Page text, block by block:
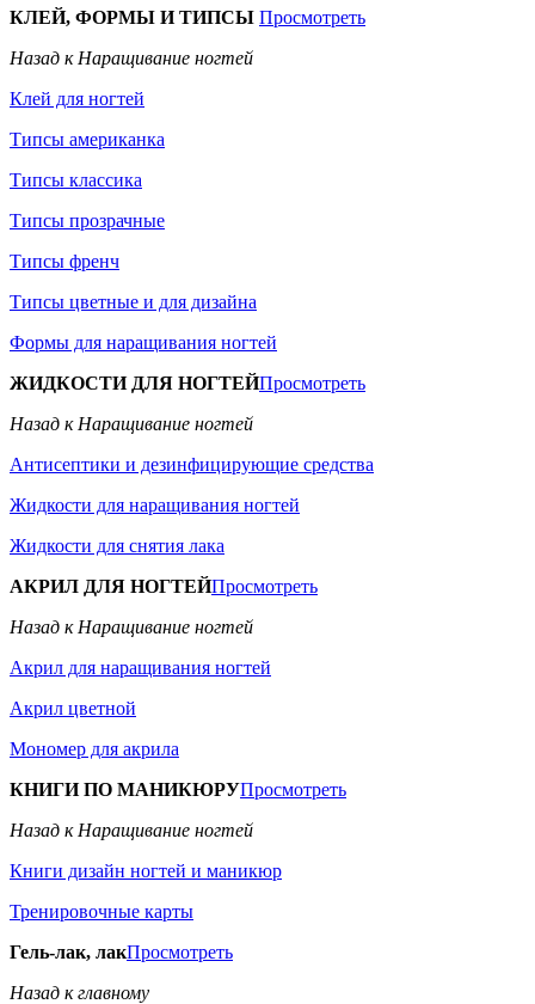
КЛЕЙ, ФОРМЫ И ТИПСЫ Просмотреть
Назад к Наращивание ногтей
Клей для ногтей
Типсы американка
Типсы классика
Типсы прозрачные
Типсы френч
Типсы цветные и для дизайна
Формы для наращивания ногтей
ЖИДКОСТИ ДЛЯ НОГТЕЙПросмотреть
Назад к Наращивание ногтей
Антисептики и дезинфицирующие средства
Жидкости для наращивания ногтей
Жидкости для снятия лака
АКРИЛ ДЛЯ НОГТЕЙПросмотреть
Назад к Наращивание ногтей
Акрил для наращивания ногтей
Акрил цветной
Мономер для акрила
КНИГИ ПО МАНИКЮРУПросмотреть
Назад к Наращивание ногтей
Книги дизайн ногтей и маникюр
Тренировочные карты
Гель-лак, лакПросмотреть
Назад к главному